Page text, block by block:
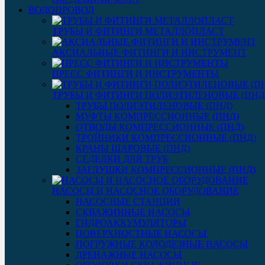
ВОДОПРОВОД
ТРУБЫ И ФИТИНГИ МЕТАЛЛОПЛАСТ
АКСИАЛЬНЫЕ ФИТИНГИ И ИНСТРУМЕНТ
ПРЕСС ФИТИНГИ И ИНСТРУМЕНТЫ
ТРУБЫ И ФИТИНГИ ПОЛИЭТИЛЕНОВЫЕ
ТРУБЫ ПОЛИЭТИЛЕНОВЫЕ (ПНД)
МУФТЫ КОМПРЕССИОННЫЕ (ПНД)
ОТВОДЫ КОМПРЕССИОННЫЕ (ПНД)
ТРОЙНИКИ КОМПРЕССИОННЫЕ (ПНД)
КРАНЫ ШАРОВЫЕ (ПНД)
СЕДЕЛКИ ДЛЯ ТРУБ
ЗАГЛУШКИ КОМПРЕССИОННЫЕ (ПНД)
НАСОСЫ И НАСОСНОЕ ОБОРУДОВАНИЕ
НАСОСНЫЕ СТАНЦИИ
СКВАЖИННЫЕ НАСОСЫ
ГИДРОАККУМУЛЯТОРЫ
ПОВЕРХНОСТНЫЕ НАСОСЫ
ПОГРУЖНЫЕ КОЛОДЕЗНЫЕ НАСОСЫ
ДРЕНАЖНЫЕ НАСОСЫ